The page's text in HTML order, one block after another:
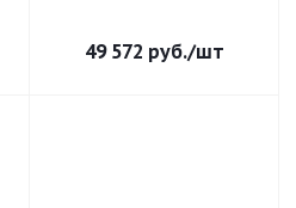
49 572 руб./шт